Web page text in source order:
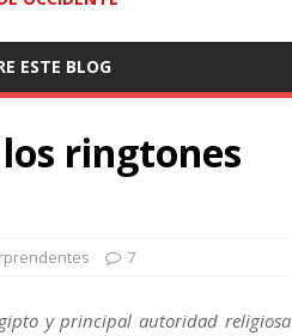
ESTE BLOG
ringtones
7
y principal autoridad religiosa